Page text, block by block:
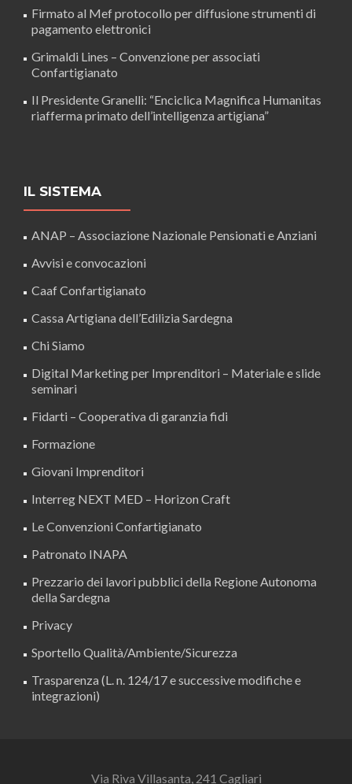
Firmato al Mef protocollo per diffusione strumenti di
pagamento elettronici
Grimaldi Lines – Convenzione per associati
Confartigianato
Il Presidente Granelli: “Enciclica Magnifica Humanitas
riafferma primato dell’intelligenza artigiana”
IL SISTEMA
ANAP – Associazione Nazionale Pensionati e Anziani
Avvisi e convocazioni
Caaf Confartigianato
Cassa Artigiana dell’Edilizia Sardegna
Chi Siamo
Digital Marketing per Imprenditori – Materiale e slide
seminari
Fidarti – Cooperativa di garanzia fidi
Formazione
Giovani Imprenditori
Interreg NEXT MED – Horizon Craft
Le Convenzioni Confartigianato
Patronato INAPA
Prezzario dei lavori pubblici della Regione Autonoma
della Sardegna
Privacy
Sportello Qualità/Ambiente/Sicurezza
Trasparenza (L. n. 124/17 e successive modifiche e
integrazioni)
Via Riva Villasanta, 241 Cagliari